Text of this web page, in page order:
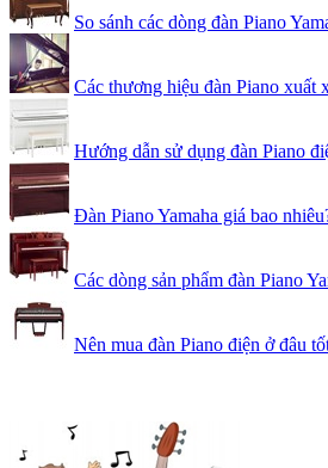
So sánh các dòng đàn Piano
Các thương hiệu đàn Piano xuất
Hướng dẫn sử dụng đàn Piano
Đàn Piano Yamaha giá bao
Các dòng sản phẩm đàn Piano
Nên mua đàn Piano điện ở đâu